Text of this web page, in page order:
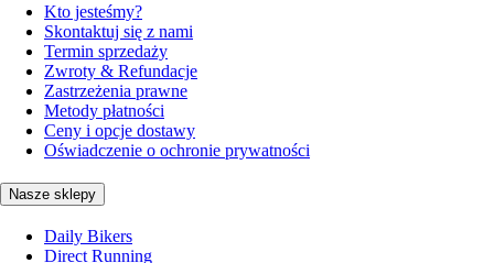
Kto jesteśmy?
Skontaktuj się z nami
Termin sprzedaży
Zwroty & Refundacje
Zastrzeżenia prawne
Metody płatności
Ceny i opcje dostawy
Oświadczenie o ochronie prywatności
Nasze sklepy
Daily Bikers
Direct Running